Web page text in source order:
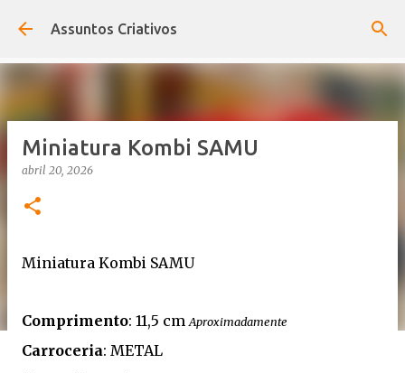
Pular para o conteúdo principal
Assuntos Criativos
Miniatura Kombi SAMU
abril 20, 2026
Miniatura Kombi SAMU
Comprimento: 11,5 cmAproximadamente
Carroceria: METAL